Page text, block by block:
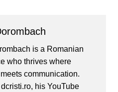
is a Romanian
who thrives where
communication.
his YouTube